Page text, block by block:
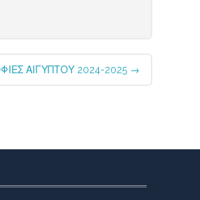
ΑΙΓΥΠΤΟΥ 2024-2025 →